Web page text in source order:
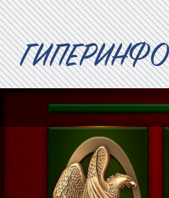
ГИПЕРИНФО